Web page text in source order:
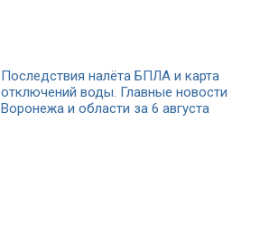
Последствия налёта БПЛА и карта
отключений воды. Главные новости
Воронежа и области за 6 августа